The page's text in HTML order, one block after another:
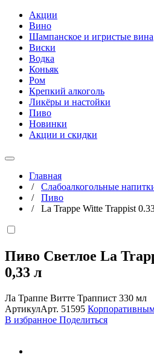
Акции
Вино
Шампанское и игристые вина
Виски
Водка
Коньяк
Ром
Крепкий алкоголь
Ликёры и настойки
Пиво
Новинки
Акции и скидки
Главная
/ Слабоалкогольные
/ Пиво
/ La Trappe Witte Trappist
Пиво Светлое La
0,33 л
Ла Траппе Витте Траппист 330 мл
АртикулАрт. 51595
В избранное Поделиться